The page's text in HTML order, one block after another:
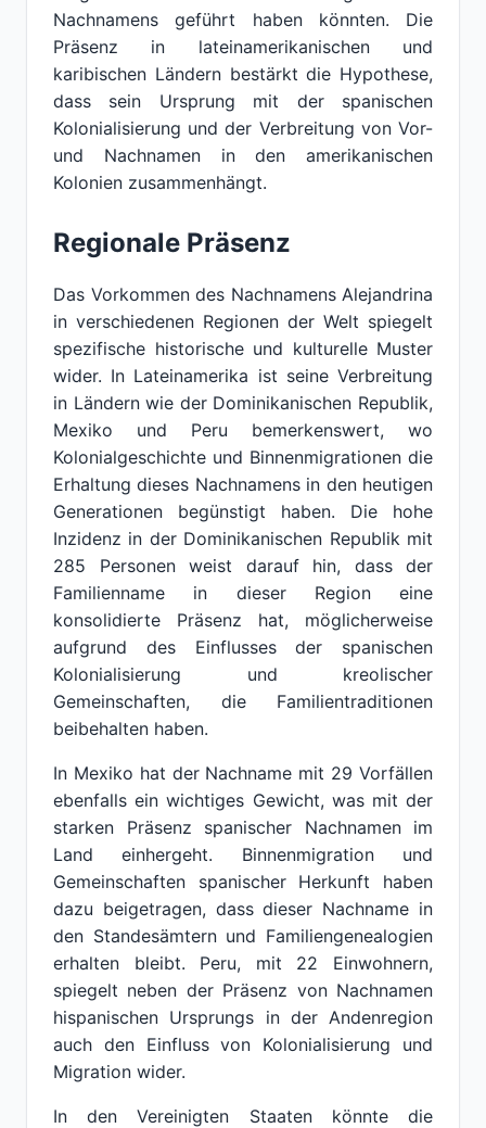
Nachnamens geführt haben könnten. Die
Präsenz in lateinamerikanischen und
karibischen Ländern bestärkt die Hypothese,
dass sein Ursprung mit der spanischen
Kolonialisierung und der Verbreitung von Vor-
und Nachnamen in den amerikanischen
Kolonien zusammenhängt.
Regionale Präsenz
Das Vorkommen des Nachnamens Alejandrina
in verschiedenen Regionen der Welt spiegelt
spezifische historische und kulturelle Muster
wider. In Lateinamerika ist seine Verbreitung
in Ländern wie der Dominikanischen Republik,
Mexiko und Peru bemerkenswert, wo
Kolonialgeschichte und Binnenmigrationen die
Erhaltung dieses Nachnamens in den heutigen
Generationen begünstigt haben. Die hohe
Inzidenz in der Dominikanischen Republik mit
285 Personen weist darauf hin, dass der
Familienname in dieser Region eine
konsolidierte Präsenz hat, möglicherweise
aufgrund des Einflusses der spanischen
Kolonialisierung und kreolischer
Gemeinschaften, die Familientraditionen
beibehalten haben.
In Mexiko hat der Nachname mit 29 Vorfällen
ebenfalls ein wichtiges Gewicht, was mit der
starken Präsenz spanischer Nachnamen im
Land einhergeht. Binnenmigration und
Gemeinschaften spanischer Herkunft haben
dazu beigetragen, dass dieser Nachname in
den Standesämtern und Familiengenealogien
erhalten bleibt. Peru, mit 22 Einwohnern,
spiegelt neben der Präsenz von Nachnamen
hispanischen Ursprungs in der Andenregion
auch den Einfluss von Kolonialisierung und
Migration wider.
In den Vereinigten Staaten könnte die